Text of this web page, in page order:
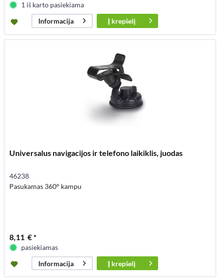
1 iš karto pasiekiama
Informacija
Į krepšelį
Universalus navigacijos ir telefono laikiklis, juodas
46238
Pasukamas 360° kampu
8,11 € *
pasiekiamas
Informacija
Į krepšelį